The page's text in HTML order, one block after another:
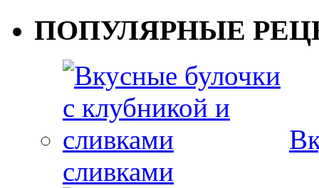
ПОПУЛЯРНЫЕ
сливками